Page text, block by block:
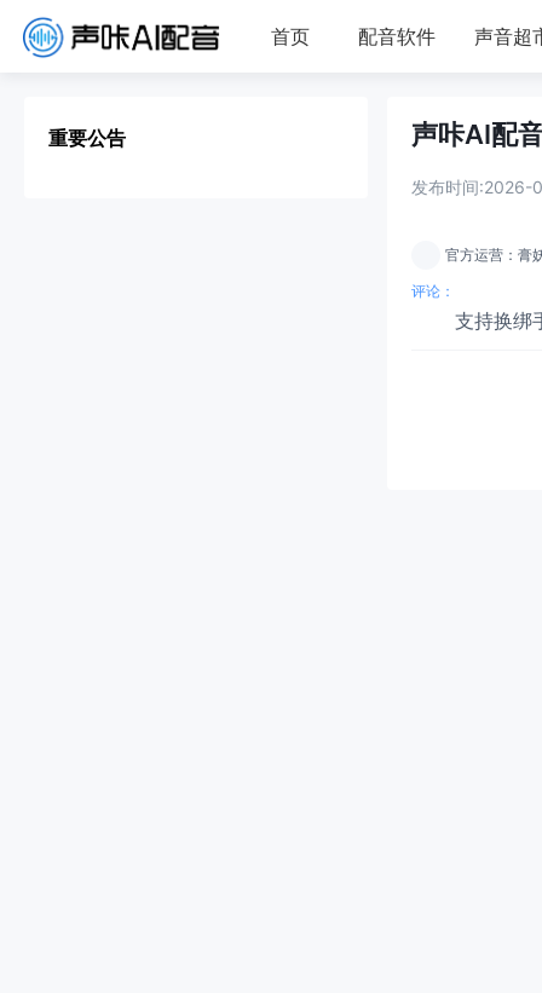
首页 配音软件 声音超
重要公告 声咔AI配
发布时间
官方运营：膏
评论：
支持换绑